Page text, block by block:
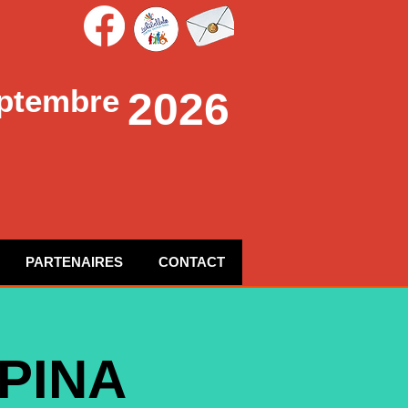
2026
PARTENAIRES CONTACT